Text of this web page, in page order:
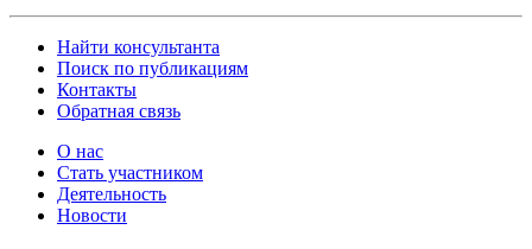
Найти консультанта
Поиск по публикациям
Контакты
Обратная связь
О нас
Стать участником
Деятельность
Новости